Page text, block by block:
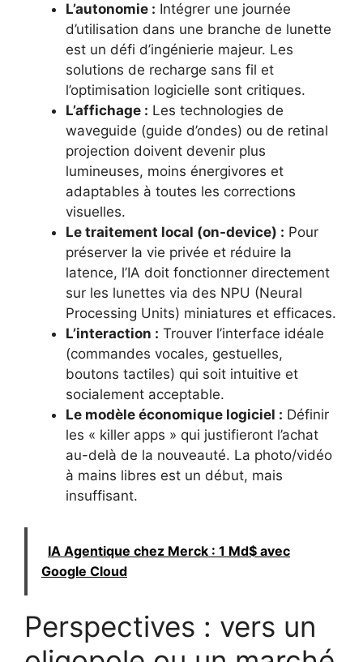
L’autonomie : Intégrer une journée
d’utilisation dans une branche de lunette
est un défi d’ingénierie majeur. Les
solutions de recharge sans fil et
l’optimisation logicielle sont critiques.
L’affichage : Les technologies de
waveguide (guide d’ondes) ou de retinal
projection doivent devenir plus
lumineuses, moins énergivores et
adaptables à toutes les corrections
visuelles.
Le traitement local (on-device) : Pour
préserver la vie privée et réduire la
latence, l’IA doit fonctionner directement
sur les lunettes via des NPU (Neural
Processing Units) miniatures et efficaces.
L’interaction : Trouver l’interface idéale
(commandes vocales, gestuelles,
boutons tactiles) qui soit intuitive et
socialement acceptable.
Le modèle économique logiciel : Définir
les « killer apps » qui justifieront l’achat
au-delà de la nouveauté. La photo/vidéo
à mains libres est un début, mais
insuffisant.
IA Agentique chez Merck : 1 Md$ avec
Google Cloud
Perspectives : vers un